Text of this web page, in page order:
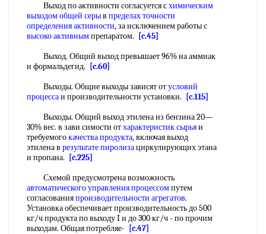
Выход по активности согласуется схимическим
выходомобщей серыв пределах точности
определения активности, за исключением работы с
высоко активнымпрепаратом.
[c.45]
Выход. Общий выход превышает 96% на аммиак
и формальдегид.
[c.60]
Выходы. Общие выходы зависят отусловий
процессаи производительности установки.
[c.115]
Выходы. Общий выход этилена из бензина 20—
30% вес. в зави симости отхарактеристик сырьяи
требуемогокачества продукта, включая выход
этилена в результате пиролизациркулирующих этана
и пропана.
[c.225]
Схемой предусмотрена возможность
автоматического управления процессомпутем
согласованияпроизводительности агрегатов.
Установка обеспечивает производительность до 500
кг/ч продукта по выходу I и до 300 кг/ч - по прочим
выходам. Общая потребляе-
[c.47]